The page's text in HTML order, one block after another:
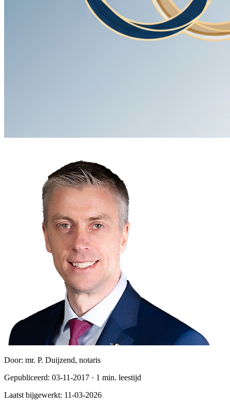
Door: mr. P. Duijzend, notaris
Gepubliceerd: 03-11-2017 · 1 min. leestijd
Laatst bijgewerkt: 11-03-2026